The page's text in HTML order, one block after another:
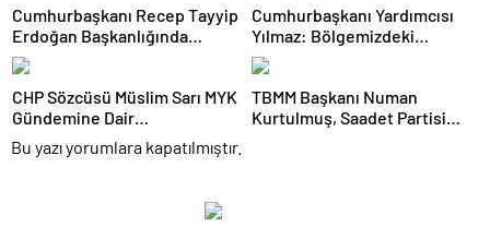
Teklifi Gazi Meclisimizin
Takdirine Sunuldu
Cumhurbaşkanı Recep Tayyip
Erdoğan Başkanlığında
Toplanan AK Parti MKYK’da
Gündem “Terörsüz Türkiye”
Süreci Oldu
Cumhurbaşkanı Yardımcısı
Yılmaz: Bölgemizdeki
Emperyalist Tuzakları Boşa
Çıkarmaya Devam Edeceğiz
CHP Sözcüsü Müslim Sarı MYK
Gündemine Dair
Açıklamalarda Bulundu: 8 İl
Başkanlığına Atama Yapıldı
TBMM Başkanı Numan
Kurtulmuş, Saadet Partisi
Bu yazı yorumlara kapatılmıştır.